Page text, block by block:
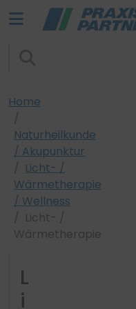
Home
Naturheilkunde
/ Akupunktur
Licht- /
Wärmetherapie
/ Wellness
Licht- /
Wärmetherapie
L
i